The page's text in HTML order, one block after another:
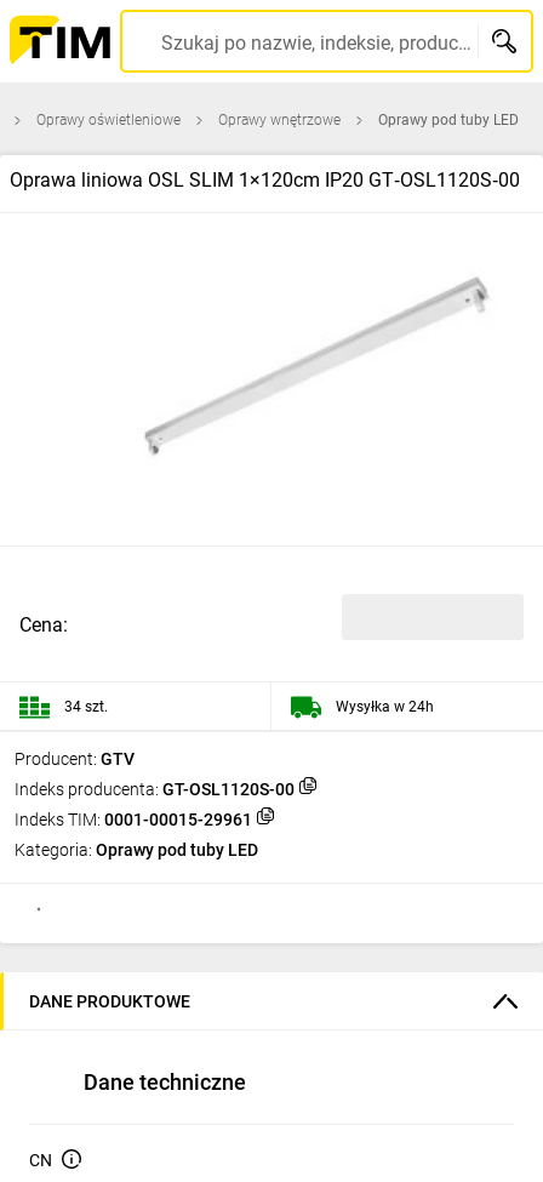
Szukaj po nazwie, indeksie, producencie, kodzie kreskowym...
Oprawy oświetleniowe Oprawy wnętrzowe Oprawy pod tuby LED
Oprawa liniowa OSL SLIM 1×120cm IP20 GT‑OSL1120S‑00
Producent: GTV
Indeks producenta: GT-OSL1120S-00
Indeks TIM: 0001-00015-29961
Kategoria: Oprawy pod tuby LED
Cena:
34 szt. Wysyłka w 24h
DANE PRODUKTOWE
Dane techniczne
CN